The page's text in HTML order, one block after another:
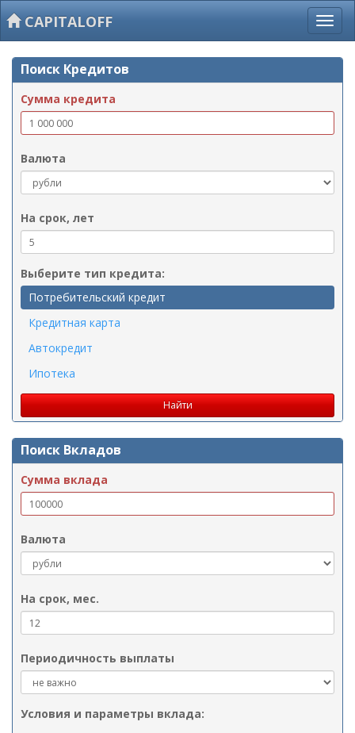
CAPITALOFF
Поиск Кредитов
Сумма кредита
Валюта
На срок, лет
Выберите тип кредита:
Потребительский кредит
Кредитная карта
Автокредит
Ипотека
Поиск Вкладов
Сумма вклада
Валюта
На срок, мес.
Периодичность выплаты
Условия и параметры вклада: